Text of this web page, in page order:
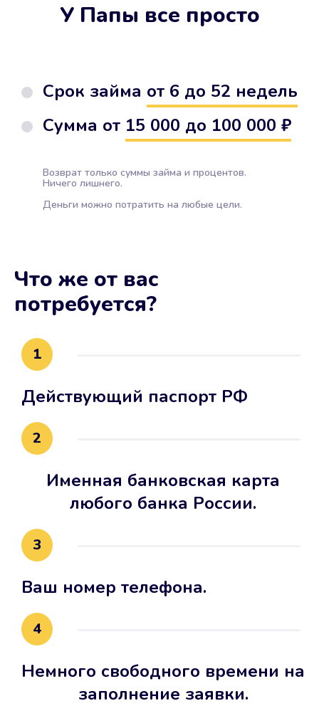
У Папы все просто
Срок займа от 6 до 52 недель
Сумма от 15 000 до 100 000 ₽
Возврат только суммы займа и процентов.
Ничего лишнего.
Деньги можно потратить на любые цели.
Что же от вас
потребуется?
1
Действующий паспорт РФ
2
Именная банковская карта
любого банка России.
3
Ваш номер телефона.
4
Немного свободного времени на
заполнение заявки.